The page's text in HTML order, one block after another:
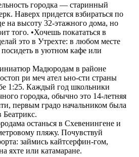
городка — старинный
Наверх придется взбираться по
на высоту 32-этажного дома, но
того. •Хочешь покататься в
это в Утрехте: в любом месте
в уютном кафе или
Мадюродам в районе
ри меч ател ьно-сти страны
1:25. Каждый год школьники
городка, обычно это 14-летняя
первым градо начальником была
останься в Схевенингене и
пляжу. Почувствуй
займись кайтсерфин-гом,
яхте или катамаране.